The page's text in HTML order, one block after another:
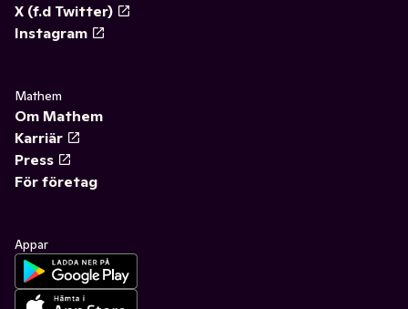
X (f.d Twitter)
Instagram
Mathem
Om Mathem
Karriär
Press
För företag
Appar